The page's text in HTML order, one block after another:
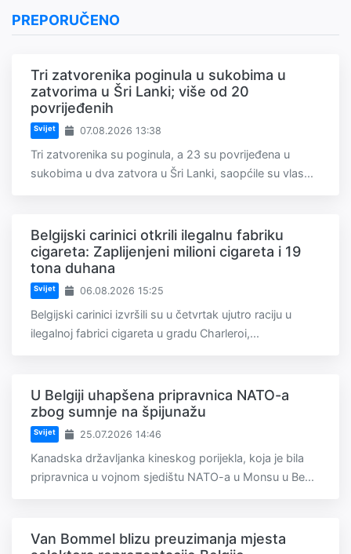
PREPORUČENO
Tri zatvorenika poginula u sukobima u
zatvorima u Šri Lanki; više od 20
povrijeđenih
Svijet 07.08.2026 13:38
Tri zatvorenika su poginula, a 23 su povrijeđena u
sukobima u dva zatvora u Šri Lanki, saopćile su vlas...
Belgijski carinici otkrili ilegalnu fabriku
cigareta: Zaplijenjeni milioni cigareta i 19
tona duhana
Svijet 06.08.2026 15:25
Belgijski carinici izvršili su u četvrtak ujutro raciju u
ilegalnoj fabrici cigareta u gradu Charleroi,...
U Belgiji uhapšena pripravnica NATO-a
zbog sumnje na špijunažu
Svijet 25.07.2026 14:46
Kanadska državljanka kineskog porijekla, koja je bila
pripravnica u vojnom sjedištu NATO-a u Monsu u Be...
Van Bommel blizu preuzimanja mjesta